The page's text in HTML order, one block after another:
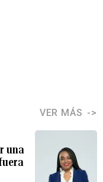
VER MÁS
una